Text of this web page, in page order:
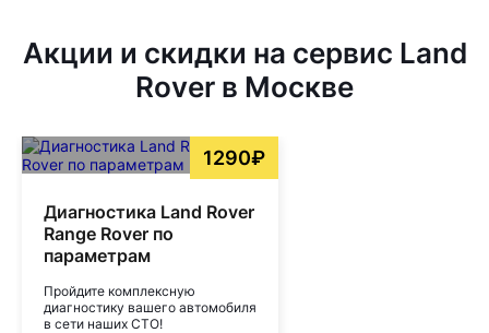
Акции и скидки на сервис Land
Rover в Москве
1290₽
Диагностика Land Rover
Range Rover по
параметрам
Пройдите комплексную
диагностику вашего автомобиля
в сети наших СТО!